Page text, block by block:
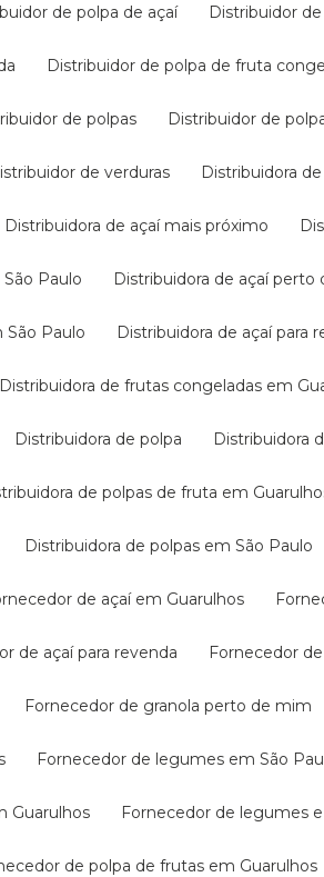
de polpa de açaí Distribuidor
Distribuidor de polpa de fruta
de polpas Distribuidor de
Distribuidor de verduras Distribuidora
Distribuidora de açaí mais próximo
Paulo Distribuidora de açaí
São Paulo Distribuidora de açaí para
Distribuidora de frutas congeladas em
Distribuidora de polpa
de polpas de fruta em
Distribuidora de polpas em São Paulo
de açaí em Guarulhos
de açaí para revenda Fornecedor
Fornecedor de granola perto de mim
Fornecedor de legumes em São
Guarulhos Fornecedor de legumes
de polpa de frutas em Guarulhos